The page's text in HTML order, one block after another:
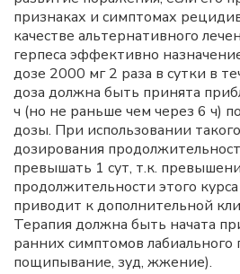
признаках и симптомах
качестве альтернативного
герпеса эффективно
дозе 2000 мг 2 раза в сутки в
доза должна быть принята
ч (но не раньше чем через 6 ч)
дозы. При использовании
дозирования
превышать 1 сут, т.к.
продолжительности этого
приводит к дополнительной
Терапия должна быть начата
ранних симптомов лабиального
пощипывание, зуд, жжение).